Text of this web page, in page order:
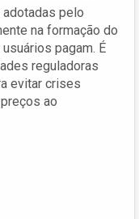
pelo
na formação do
pagam. É
reguladoras
evitar crises
ao